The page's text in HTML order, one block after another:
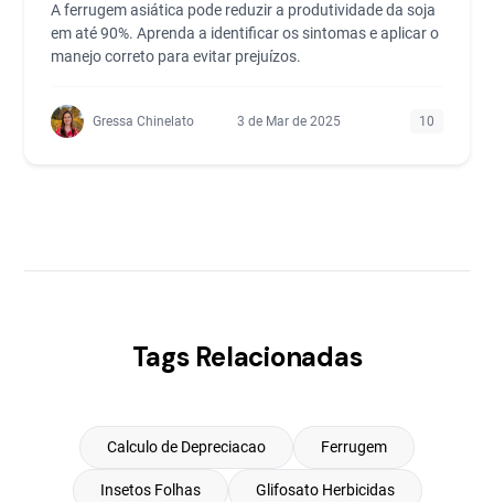
A ferrugem asiática pode reduzir a produtividade da soja
em até 90%. Aprenda a identificar os sintomas e aplicar o
manejo correto para evitar prejuízos.
Gressa Chinelato 3 de Mar de 2025 10
Tags Relacionadas
Calculo de Depreciacao Ferrugem
Insetos Folhas Glifosato Herbicidas